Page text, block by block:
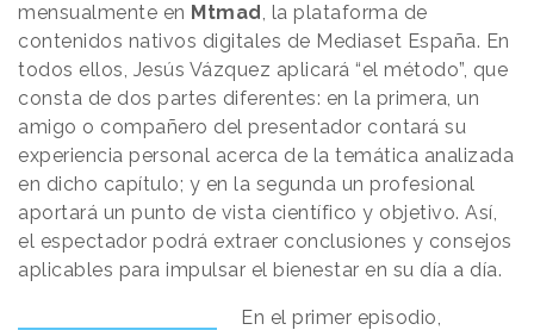
mensualmente en Mtmad , la plataforma de
contenidos nativos digitales de Mediaset España. En
todos ellos, Jesús Vázquez aplicará “el método”, que
consta de dos partes diferentes: en la primera, un
amigo o compañero del presentador contará su
experiencia personal acerca de la temática analizada
en dicho capítulo; y en la segunda un profesional
aportará un punto de vista científico y objetivo. Así,
el espectador podrá extraer conclusiones y consejos
aplicables para impulsar el bienestar en su día a día.
En el primer episodio,